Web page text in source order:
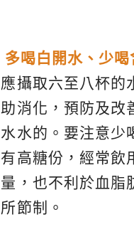
喝白開水、少喝
攝取六至八杯的
消化，預防及改
水的。要注意少
高糖份，經常飲
，也不利於血脂
節制。